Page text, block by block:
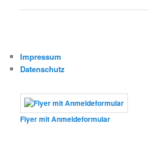
Impressum
Datenschutz
Flyer mit Anmeldeformular